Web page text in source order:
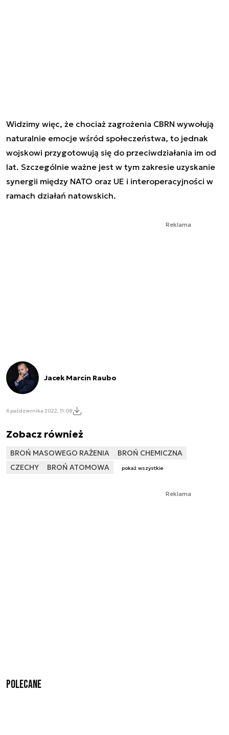
Widzimy więc, że chociaż zagrożenia CBRN wywołują
naturalnie emocje wśród społeczeństwa, to jednak
wojskowi przygotowują się do przeciwdziałania im od
lat. Szczególnie ważne jest w tym zakresie uzyskanie
synergii między NATO oraz UE i interoperacyjności w
ramach działań natowskich.
Reklama
Jacek Marcin Raubo
6 października 2022, 11:08
Zobacz również
BROŃ MASOWEGO RAŻENIA
BROŃ CHEMICZNA
CZECHY
BROŃ ATOMOWA pokaż wszystkie
Reklama
Polecane